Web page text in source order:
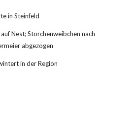
in Steinfeld
Nest; Storchenweibchen nach
abgezogen
in der Region